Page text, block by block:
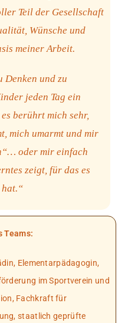
Teil der Gesellschaft
Wünsche und
meiner Arbeit.
und zu
jeden Tag ein
berührt mich sehr,
mich umarmt und mir
oder mir einfach
zeigt, für das es
Teams:
Elementarpädagogin,
im Sportverein und
Fachkraft für
staatlich geprüfte